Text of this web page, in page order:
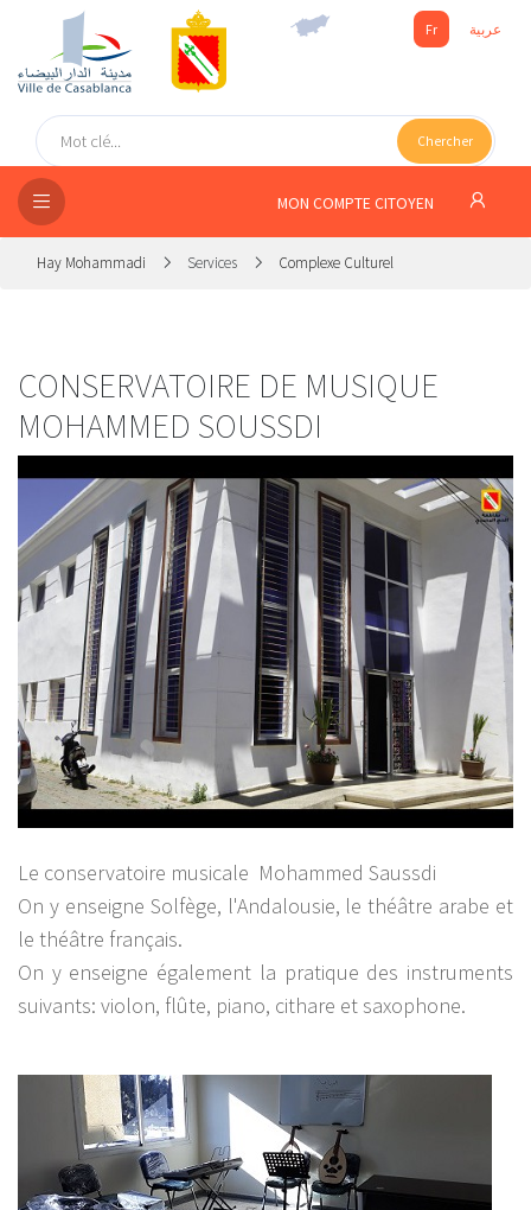
MÉDIA
Fr عربية
Chercher
MON COMPTE CITOYEN
Hay Mohammadi Services Complexe Culturel
CONSERVATOIRE DE MUSIQUE
MOHAMMED SOUSSDI
Le conservatoire musicale Mohammed Saussdi
On y enseigne Solfège, l'Andalousie, le théâtre arabe et
le théâtre français.
On y enseigne également la pratique des instruments
suivants: violon, flûte, piano, cithare et saxophone.